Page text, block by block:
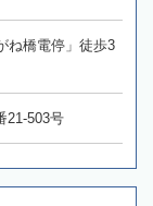
ね橋電停」徒歩3
21-503号